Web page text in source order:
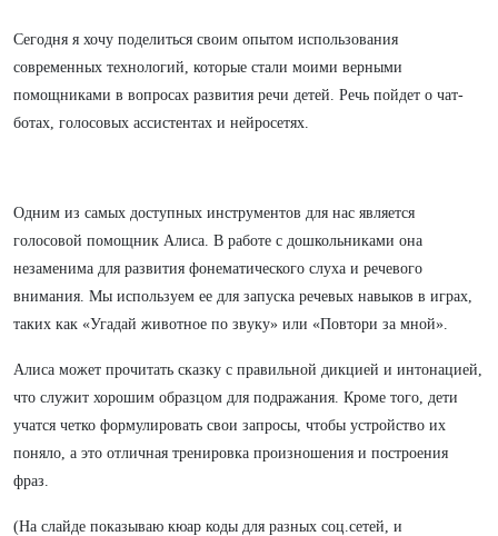
Сегодня я хочу поделиться своим опытом использования
современных технологий, которые стали моими верными
помощниками в вопросах развития речи детей. Речь пойдет о чат-
ботах, голосовых ассистентах и нейросетях.
Одним из самых доступных инструментов для нас является
голосовой помощник Алиса. В работе с дошкольниками она
незаменима для развития фонематического слуха и речевого
внимания. Мы используем ее для запуска речевых навыков в играх,
таких как «Угадай животное по звуку» или «Повтори за мной».
Алиса может прочитать сказку с правильной дикцией и интонацией,
что служит хорошим образцом для подражания. Кроме того, дети
учатся четко формулировать свои запросы, чтобы устройство их
поняло, а это отличная тренировка произношения и построения
фраз.
(На слайде показываю кюар коды для разных соц.сетей, и